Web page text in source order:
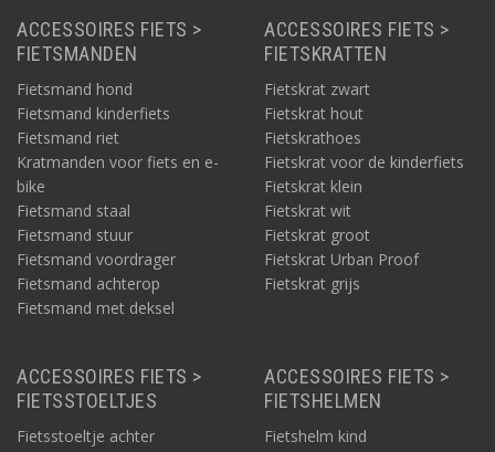
ACCESSOIRES FIETS >
FIETSMANDEN
Fietsmand hond
Fietsmand kinderfiets
Fietsmand riet
Kratmanden voor fiets en e-
bike
Fietsmand staal
Fietsmand stuur
Fietsmand voordrager
Fietsmand achterop
Fietsmand met deksel
ACCESSOIRES FIETS >
FIETSKRATTEN
Fietskrat zwart
Fietskrat hout
Fietskrathoes
Fietskrat voor de kinderfiets
Fietskrat klein
Fietskrat wit
Fietskrat groot
Fietskrat Urban Proof
Fietskrat grijs
ACCESSOIRES FIETS >
FIETSSTOELTJES
Fietsstoeltje achter
ACCESSOIRES FIETS >
FIETSHELMEN
Fietshelm kind